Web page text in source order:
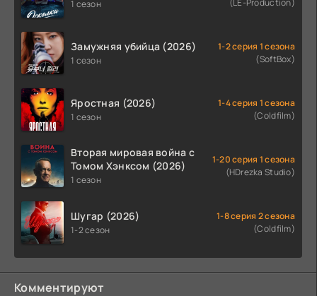
1 сезон
(LE-Production)
Замужняя убийца (2026)
1 сезон
1-2 серия 1 сезона
(SoftBox)
Яростная (2026)
1 сезон
1-4 серия 1 сезона
(Coldfilm)
Вторая мировая война с
Томом Хэнксом (2026)
1 сезон
1-20 серия 1 сезона
(HDrezka Studio)
Шугар (2026)
1-2 сезон
1-8 серия 2 сезона
(Coldfilm)
Комментируют